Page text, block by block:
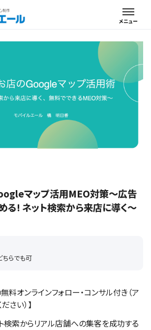
マップ活用MEO対策〜広告
る! ネット検索から来店に導く〜
ちらでも可
料オンラインフォロー・コンサル付き（ア
さい）】
検索からリアル店舗への集客を成功する